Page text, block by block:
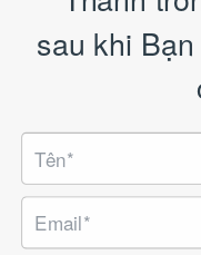
sau khi
Tên*
Email*